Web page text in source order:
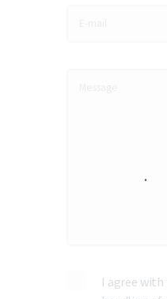
I agree